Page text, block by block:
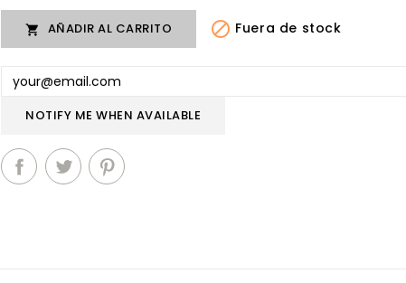
 AÑADIR AL CARRITO  Fuera de stock
NOTIFY ME WHEN AVAILABLE